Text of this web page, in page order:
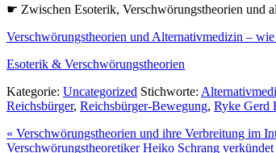
☛ Zwischen Esoterik, Verschwörungstheorien und
Verschwörungstheorien und Alternativmedizin – wie
Esoterik & Verschwörungstheorien
Kategorie: Uncategorized Stichworte:
Reichsbürger, Reichsbürger-Bewegung, Ryke Gerd
Vorheriger
Beitrag:
« Verschwörungstheorien und ihre Verbreitung im
Nächster
Verschwörungstheoretiker Heiko Schrang